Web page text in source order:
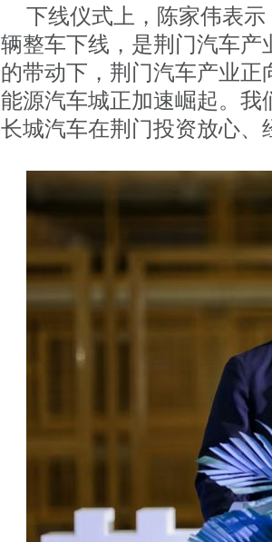
下线仪式上，陈家伟表
辆整车下线，是荆门汽车
的带动下，荆门汽车产业
能源汽车城正加速崛起。
长城汽车在荆门投资放心、